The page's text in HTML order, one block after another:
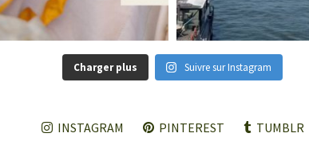
Charger plus Suivre sur Instagram
INSTAGRAM PINTEREST TUMBLR